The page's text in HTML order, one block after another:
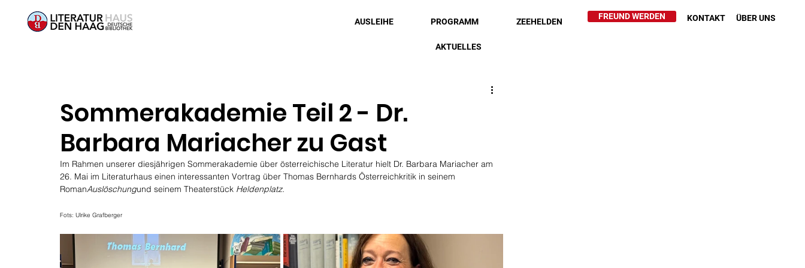
AUSLEIHE PROGRAMM ZEEHELDEN
AKTUELLES
FREUND WERDEN KONTAKT ÜBER UNS
Sommerakademie Teil 2 - Dr.
Barbara Mariacher zu Gast
Im Rahmen unserer diesjährigen Sommerakademie über österreichische Literatur hielt Dr. Barbara Mariacher am
26. Mai im Literaturhaus einen interessanten Vortrag über Thomas Bernhards Österreichkritik in seinem
RomanAuslöschungund seinem Theaterstück Heldenplatz.
Fots: Ulrike Grafberger